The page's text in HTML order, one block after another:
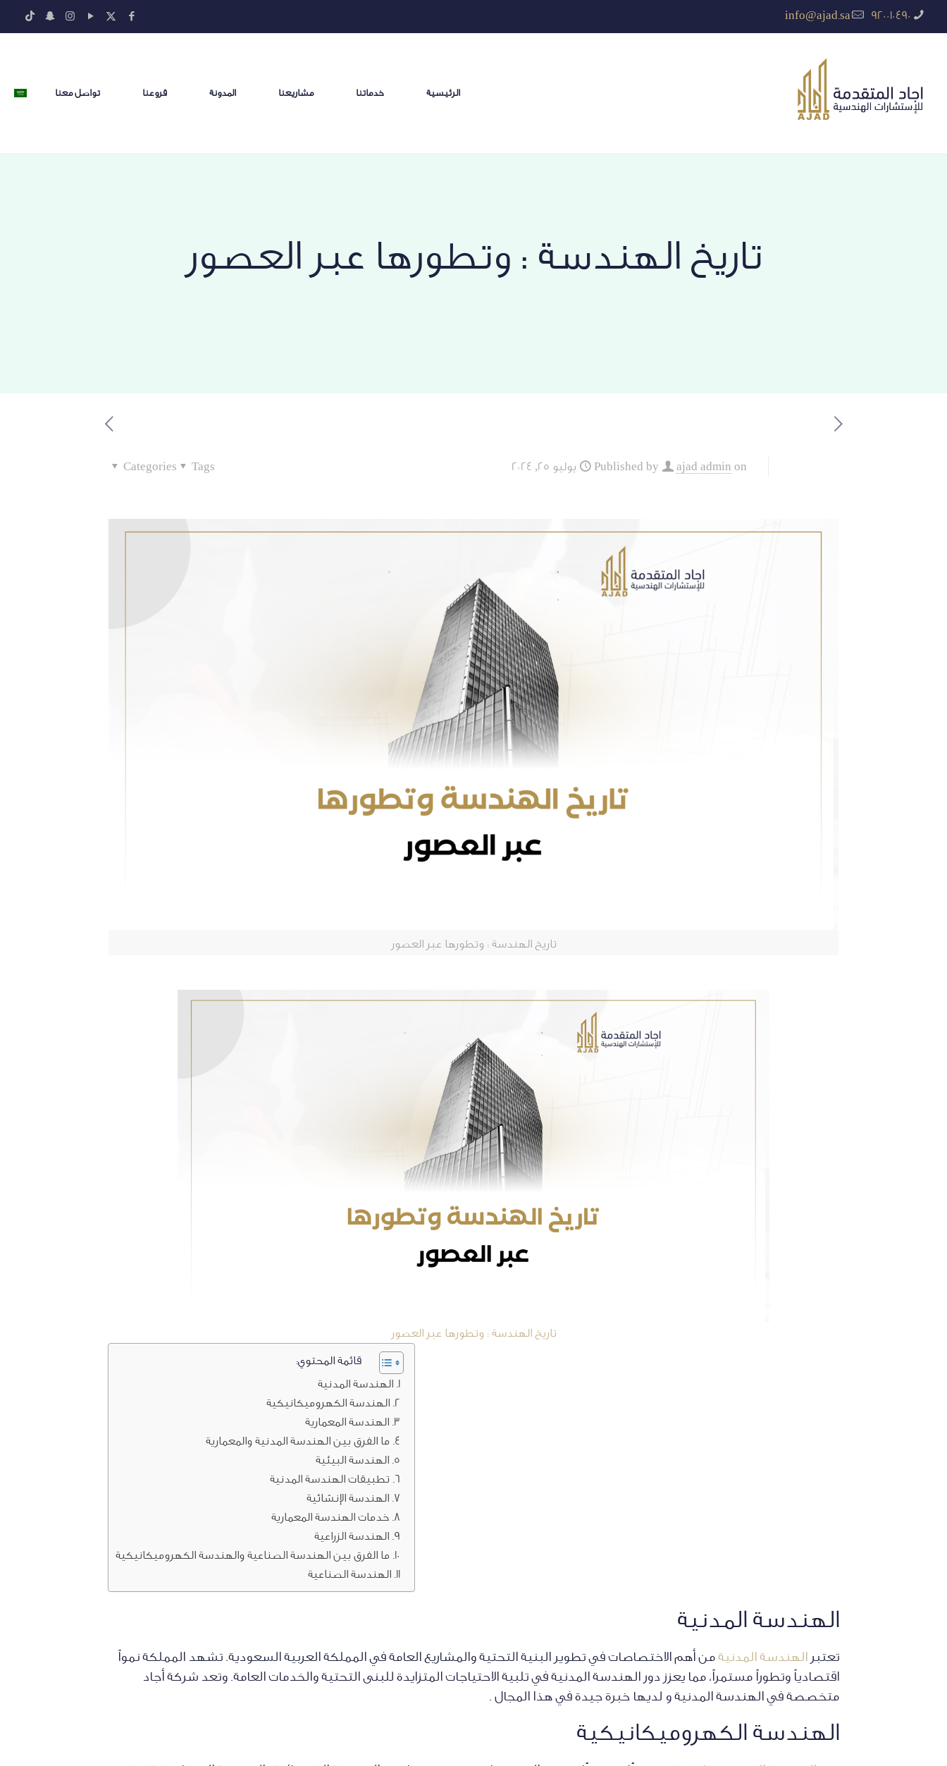
920010490
info@ajad.sa
الرئيسية خدماتنا مشاريعنا المدونة فروعنا تواصل معنا
تاريخ الهندسة : وتطورها عبر العصور
Published by ajad admin on يوليو 25, 2024 Categories Tags
تاريخ الهندسة : وتطورها عبر العصور
تاريخ الهندسة : وتطورها عبر العصور
قائمة المحتوي:
الهندسة المدنية
الهندسة الكهروميكانيكية
الهندسة المعمارية
ما الفرق بين الهندسة المدنية والمعمارية
الهندسة البيئية
تطبيقات الهندسة المدنية
الهندسة الإنشائية
خدمات الهندسة المعمارية
الهندسة الزراعية
ما الفرق بين الهندسة الصناعية والهندسة الكهروميكانيكية
الهندسة الصناعية
الهندسة المدنية
تعتبر الهندسة المدنيةمن أهم الاختصاصات في تطوير البنية التحتية والمشاريع العامة في المملكة العربية السعودية. تشهد المملكة نمواً
اقتصادياً وتطوراً مستمراً، مما يعزز دور الهندسة المدنية في تلبية الاحتياجات المتزايدة للبنى التحتية والخدمات العامة. وتعد شركة أجاد
متخصصة في الهندسة المدنية و لديها خبرة جيدة في هذا المجال .
الهندسة الكهروميكانيكية